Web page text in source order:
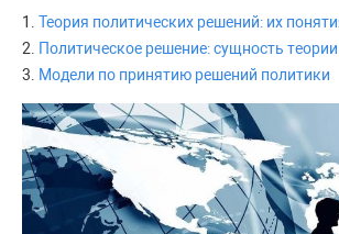
1. Теория политических решений: их
2.
Политическое решение: сущность теории
3.
Модели по принятию решений политики